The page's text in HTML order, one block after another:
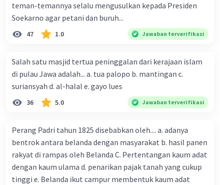
teman-temannya selalu mengusulkan kepada Presiden
Soekarno agar petani dan buruh...
47 1.0 Jawaban terverifikasi
Salah satu masjid tertua peninggalan dari kerajaan islam
di pulau Jawa adalah... a. tua palopo b. mantingan c.
suriansyah d. al-halal e. gayo lues
36 5.0 Jawaban terverifikasi
Perang Padri tahun 1825 disebabkan oleh.... a. adanya
bentrok antara belanda dengan masyarakat b. hasil panen
rakyat di rampas oleh Belanda C. Pertentangan kaum adat
dengan kaum ulama d. penarikan pajak tanah yang cukup
tinggi e. Belanda ikut campur membentuk kaum adat